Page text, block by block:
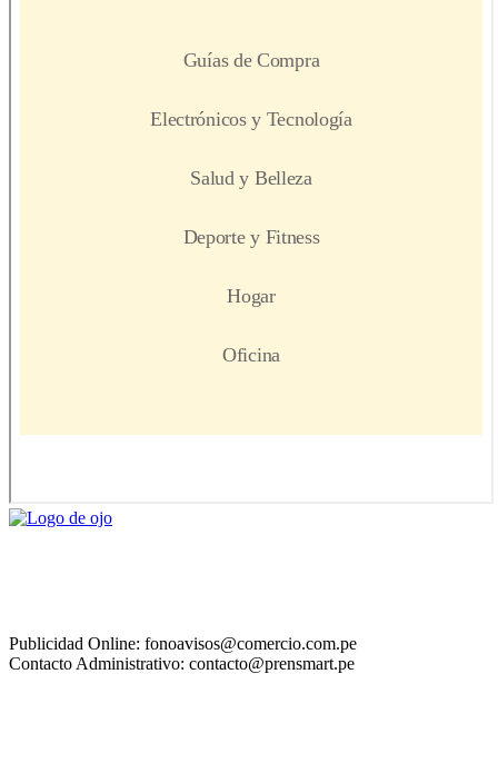
Publicidad Online: fonoavisos@comercio.com.pe
Contacto Administrativo: contacto@prensmart.pe